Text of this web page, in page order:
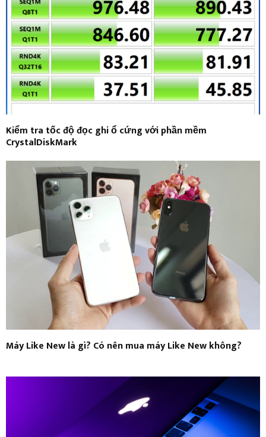
Kiểm tra tốc độ đọc ghi ổ cứng với phần mềm
CrystalDiskMark
Máy Like New là gì? Có nên mua máy Like New không?